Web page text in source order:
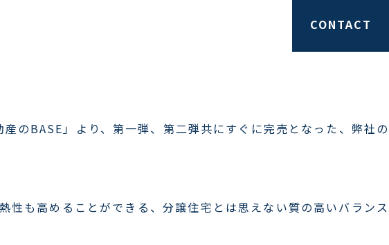
CONTACT
のBASE」より、第一弾、第二弾共にすぐに完売となった、弊社の
も高めることができる、分譲住宅とは思えない質の高いバランス